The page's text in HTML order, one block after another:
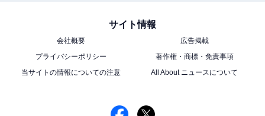
次ページ 9位までのランキング結果を見る
サイト情報
会社概要
広告掲載
プライバシーポリシー
著作権・商標・免責事項
当サイトの情報についての注意
All About ニュースについて